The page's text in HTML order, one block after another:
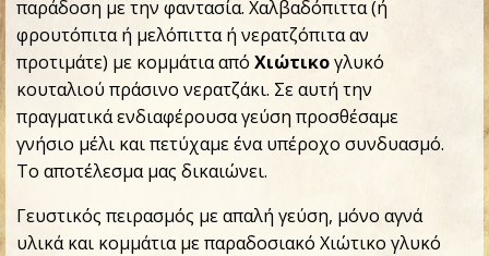
παράδοση με την φαντασία. Χαλβαδόπιττα (ή
φρουτόπιτα ή μελόπιττα ή νερατζόπιτα αν
προτιμάτε) με κομμάτια από Χιώτικογλυκό
κουταλιού πράσινο νερατζάκι. Σε αυτή την
πραγματικά ενδιαφέρουσα γεύση προσθέσαμε
γνήσιο μέλι και πετύχαμε ένα υπέροχο συνδυασμό.
Το αποτέλεσμα μας δικαιώνει.
Γευστικός πειρασμός με απαλή γεύση, μόνο αγνά
υλικά και κομμάτια με παραδοσιακό Χιώτικο γλυκό